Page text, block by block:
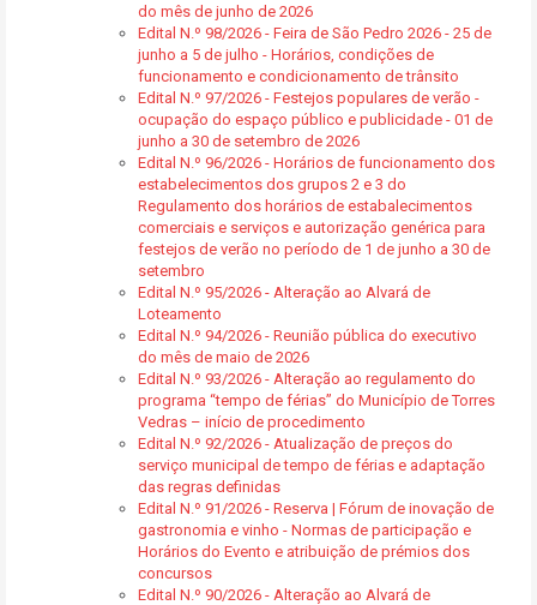
do mês de junho de 2026
Edital N.º 98/2026 - Feira de São Pedro 2026 - 25 de
junho a 5 de julho - Horários, condições de
funcionamento e condicionamento de trânsito
Edital N.º 97/2026 - Festejos populares de verão -
ocupação do espaço público e publicidade - 01 de
junho a 30 de setembro de 2026
Edital N.º 96/2026 - Horários de funcionamento dos
estabelecimentos dos grupos 2 e 3 do
Regulamento dos horários de estabalecimentos
comerciais e serviços e autorização genérica para
festejos de verão no período de 1 de junho a 30 de
setembro
Edital N.º 95/2026 - Alteração ao Alvará de
Loteamento
Edital N.º 94/2026 - Reunião pública do executivo
do mês de maio de 2026
Edital N.º 93/2026 - Alteração ao regulamento do
programa “tempo de férias” do Município de Torres
Vedras – início de procedimento
Edital N.º 92/2026 - Atualização de preços do
serviço municipal de tempo de férias e adaptação
das regras definidas
Edital N.º 91/2026 - Reserva | Fórum de inovação de
gastronomia e vinho - Normas de participação e
Horários do Evento e atribuição de prémios dos
concursos
Edital N.º 90/2026 - Alteração ao Alvará de